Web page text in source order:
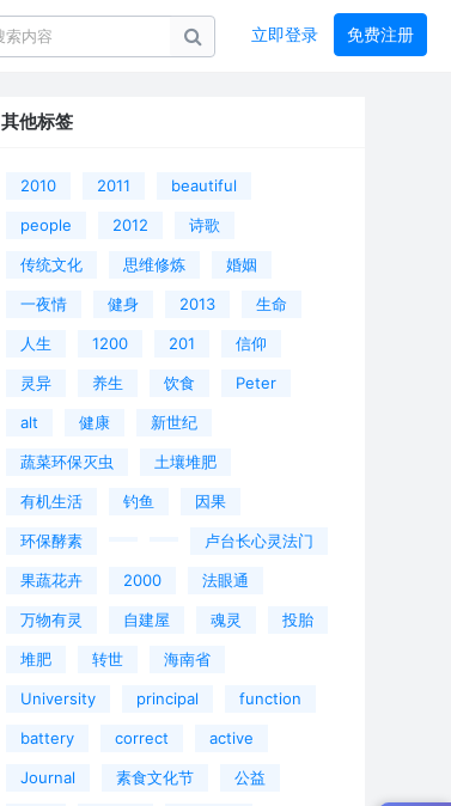
立即登录 免费注册
其他标签
2010 2011 beautiful
people 2012 诗歌
传统文化 思维修炼 婚姻
一夜情 健身 2013 生命
人生 1200 201 信仰
灵异 养生 饮食 Peter
alt 健康 新世纪
蔬菜环保灭虫 土壤堆肥
有机生活 钓鱼 因果
环保酵素 卢台长心灵法门
果蔬花卉 2000 法眼通
万物有灵 自建屋 魂灵 投胎
堆肥 转世 海南省
University principal function
battery correct active
Journal 素食文化节 公益